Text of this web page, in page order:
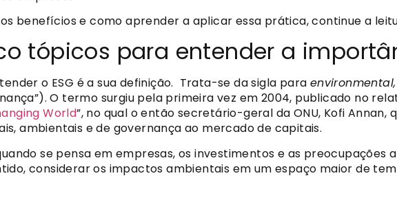
benefícios e como aprender a aplicar essa prática, continue a
tópicos para entender a
o ESG é a sua definição. Trata-se da sigla para
O termo surgiu pela primeira vez em 2004, publicado no
World”, no qual o então secretário-geral da ONU, Kofi Annan,
ambientais e de governança ao mercado de capitais.
se pensa em empresas, os investimentos e as preocupações
considerar os impactos ambientais em um espaço maior de